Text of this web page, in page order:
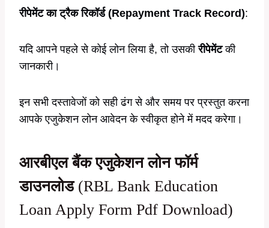
रीपेमेंट का ट्रैक रिकॉर्ड (Repayment Track Record):
यदि आपने पहले से कोई लोन लिया है, तो उसकीरीपेमेंटकी
जानकारी।
इन सभी दस्तावेजों को सही ढंग से और समय पर प्रस्तुत करना
आपके एजुकेशन लोन आवेदन के स्वीकृत होने में मदद करेगा।
आरबीएल बैंक एजुकेशन लोन फॉर्म
डाउनलोड (RBL Bank Education
Loan Apply Form Pdf Download)